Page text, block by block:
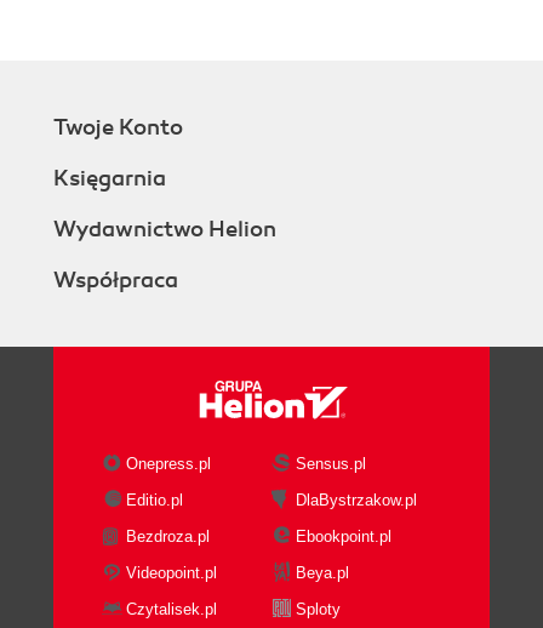
Twoje Konto
Księgarnia
Wydawnictwo Helion
Współpraca
Onepress.pl
Sensus.pl
Editio.pl
DlaBystrzakow.pl
Bezdroza.pl
Ebookpoint.pl
Videopoint.pl
Beya.pl
Czytalisek.pl
Sploty